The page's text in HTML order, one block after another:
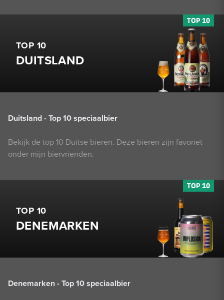
TOP 10
DUITSLAND
Duitsland - Top 10 speciaalbier
Bekijk de top 10 Duitse bieren. Deze bieren zijn favoriet
onder mijn biervrienden.
TOP 10
DENEMARKEN
Denemarken - Top 10 speciaalbier